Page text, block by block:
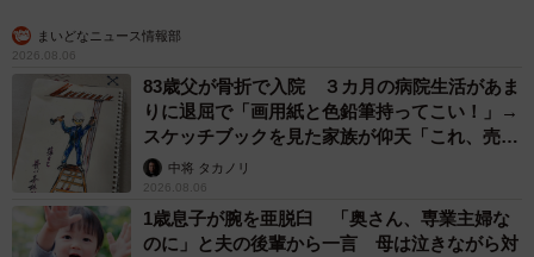
まいどなニュース情報部
2026.08.06
83歳父が骨折で入院 ３カ月の病院生活があま
りに退屈で「画用紙と色鉛筆持ってこい！」→
スケッチブックを見た家族が仰天「これ、売れ
ますよ…」
中将 タカノリ
2026.08.06
1歳息子が腕を亜脱臼 「奥さん、専業主婦な
のに」と夫の後輩から一言 母は泣きながら対